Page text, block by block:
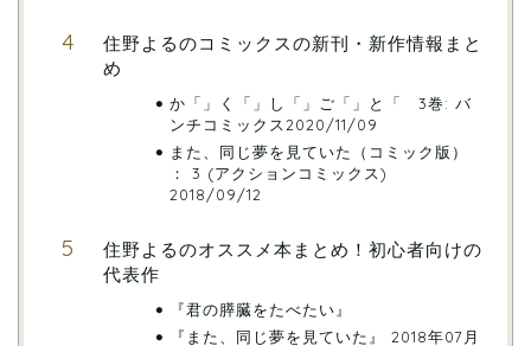
住野よるのコミックスの新刊・新作情報まと
め
か「」く「」し「」ご「」と「 3巻: バ
ンチコミックス2020/11/09
また、同じ夢を見ていた（コミック版）
： 3 (アクションコミックス)
2018/09/12
住野よるのオススメ本まとめ！初心者向けの
代表作
『君の膵臓をたべたい』
『また、同じ夢を見ていた』 2018年07月